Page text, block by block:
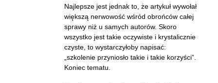
Najlepsze jest jednak to, że artykuł wywołał
większą nerwowość wśród obrońców całej
sprawy niż u samych autorów. Skoro
wszystko jest takie oczywiste i krystalicznie
czyste, to wystarczyłoby napisać:
„szkolenie przyniosło takie i takie korzyści”.
Koniec tematu.